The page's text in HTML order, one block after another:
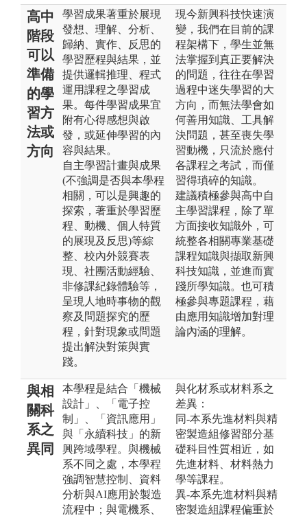
高中
階段
可以
準備
的學
習方
法或
方向
學習成果著重於展現
發想、理解、分析、
歸納、實作、反思的
學習歷程與結果，並
提供邏輯推理、程式
運用課程之學習成
果。每件學習成果宜
附有心得感想與啟
發，或延伸學習的內
容與結果。
自主學習計畫與成果
(不強調是否與本學程
相關，可以是興趣的
探索，著重於學習歷
程、動機、個人特質
的展現及反思)等綜
整、校內外競賽表
現、社團活動經驗、
非修課紀錄體驗等，
呈現人地時事物的觀
察及問題探究的歷
程，針對現象或問題
提出解決對策與實
踐。
現今新興科技快速演
變，我們在目前的課
程架構下，學生並無
法掌握到真正要解決
的問題，往往在學習
過程中迷失學習的大
方向，而無法學會如
何善用知識、工具解
決問題，甚至喪失學
習動機，只流於應付
各課程之考試，而僅
習得瑣碎的知識。
建議積極參與高中自
主學習課程，除了單
方面接收知識外，可
統整各相關專業基礎
課程知識與擷取新興
科技知識，並進而實
踐所學知識。也可積
極參與專題課程，藉
由應用知識增加對理
論內涵的理解。
與相
關科
系之
異同
本學程是結合「機械
設計」、「電子控
制」、「資訊應用」
與「永續科技」的新
興跨域學程。與機械
系不同之處，本學程
強調智慧控制、資料
分析與AI應用於製造
流程中；與電機系、
與化材系或材料系之
差異：
同-本系先進材料與精
密製造組修習部分基
礎科目性質相近，如
先進材料、材料熱力
學等課程。
異-本系先進材料與精
密製造組課程偏重於